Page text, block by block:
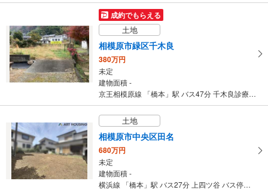
成約でもらえる
土地
相模原市緑区千木良
380万円
未定
建物面積 -
京王相模原線 「橋本」駅 バス47分 千木良診療所前 バス停下車 徒歩3分
土地
相模原市中央区田名
680万円
未定
建物面積 -
横浜線 「橋本」駅 バス27分 上四ツ谷 バス停下車 徒歩5分